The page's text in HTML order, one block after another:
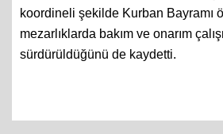
koordineli şekilde Kurban Bayramı
mezarlıklarda bakım ve onarım
sürdürüldüğünü de kaydetti.